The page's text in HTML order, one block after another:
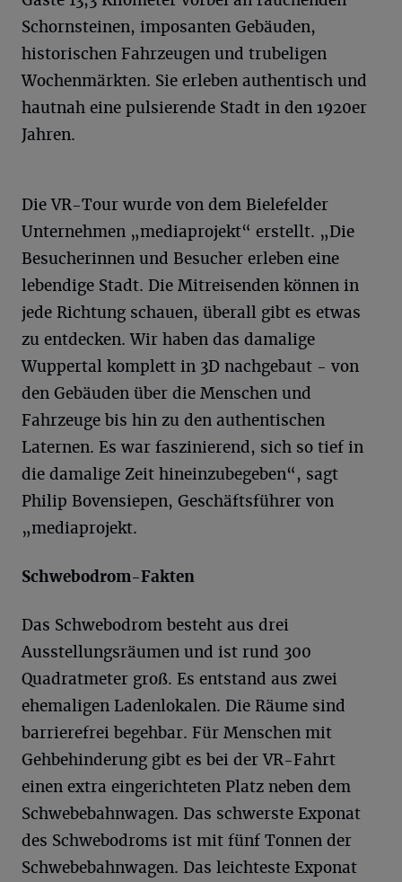
Schornsteinen, imposanten Gebäuden,
historischen Fahrzeugen und trubeligen
Wochenmärkten. Sie erleben authentisch und
hautnah eine pulsierende Stadt in den 1920er
Jahren.
Die VR-Tour wurde von dem Bielefelder
Unternehmen „mediaprojekt“ erstellt. „Die
Besucherinnen und Besucher erleben eine
lebendige Stadt. Die Mitreisenden können in
jede Richtung schauen, überall gibt es etwas
zu entdecken. Wir haben das damalige
Wuppertal komplett in 3D nachgebaut - von
den Gebäuden über die Menschen und
Fahrzeuge bis hin zu den authentischen
Laternen. Es war faszinierend, sich so tief in
die damalige Zeit hineinzubegeben“, sagt
Philip Bovensiepen, Geschäftsführer von
„mediaprojekt.
Schwebodrom-Fakten
Das Schwebodrom besteht aus drei
Ausstellungsräumen und ist rund 300
Quadratmeter groß. Es entstand aus zwei
ehemaligen Ladenlokalen. Die Räume sind
barrierefrei begehbar. Für Menschen mit
Gehbehinderung gibt es bei der VR-Fahrt
einen extra eingerichteten Platz neben dem
Schwebebahnwagen. Das schwerste Exponat
des Schwebodroms ist mit fünf Tonnen der
Schwebebahnwagen. Das leichteste Exponat